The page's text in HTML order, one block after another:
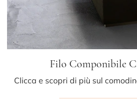
Filo Componibile